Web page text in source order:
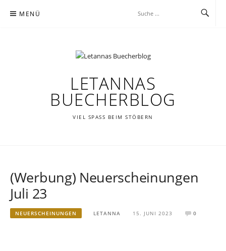
Inhalt MENÜ
LETANNAS
BUECHERBLOG
VIEL SPASS BEIM STÖBERN
(Werbung) Neuerscheinungen
Juli 23
NEUERSCHEINUNGEN LETANNA 15. JUNI 2023 0